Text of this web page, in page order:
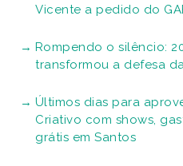
Vicente a pedido do
Rompendo o silêncio:
transformou a defesa
Últimos dias para
Criativo com shows,
grátis em Santos